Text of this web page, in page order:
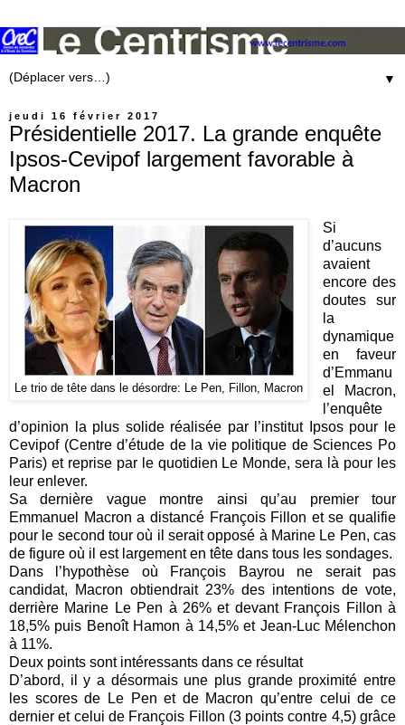
▼
jeudi 16 février 2017
Présidentielle 2017. La grande enquête
Ipsos-Cevipof largement favorable à
Macron
Le trio de tête dans le désordre: Le Pen, Fillon, Macron
Si
d’aucuns
avaient
encore des
doutes sur
la
dynamique
en faveur
d’Emmanu
el Macron,
l’enquête
d’opinion la plus solide réalisée par l’institut Ipsos pour le
Cevipof (Centre d’étude de la vie politique de Sciences Po
Paris) et reprise par le quotidien Le Monde, sera là pour les
leur enlever.
Sa dernière vague montre ainsi qu’au premier tour
Emmanuel Macron a distancé François Fillon et se qualifie
pour le second tour où il serait opposé à Marine Le Pen, cas
de figure où il est largement en tête dans tous les sondages.
Dans l’hypothèse où François Bayrou ne serait pas
candidat, Macron obtiendrait 23% des intentions de vote,
derrière Marine Le Pen à 26% et devant François Fillon à
18,5% puis Benoît Hamon à 14,5% et Jean-Luc Mélenchon
à 11%.
Deux points sont intéressants dans ce résultat
D’abord, il y a désormais une plus grande proximité entre
les scores de Le Pen et de Macron qu’entre celui de ce
dernier et celui de François Fillon (3 points contre 4,5) grâce